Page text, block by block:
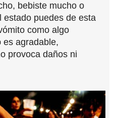
bebiste mucho o
estado puedes de esta
como algo
es agradable,
provoca daños ni